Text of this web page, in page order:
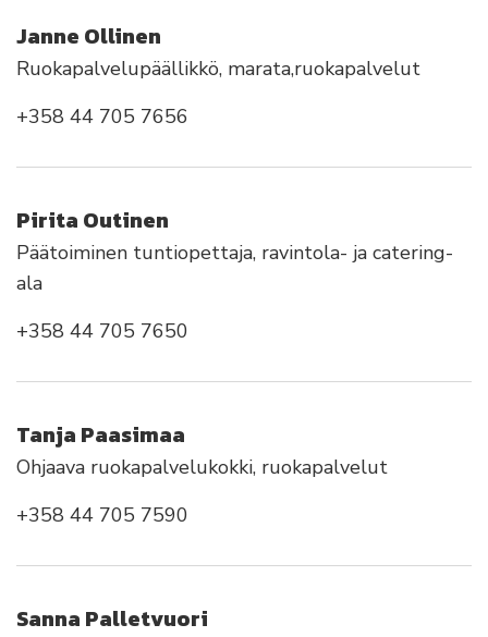
Janne Ollinen
Ruokapalvelupäällikkö, marata,ruokapalvelut
+358 44 705 7656
Pirita Outinen
Päätoiminen tuntiopettaja, ravintola- ja catering-
ala
+358 44 705 7650
Tanja Paasimaa
Ohjaava ruokapalvelukokki, ruokapalvelut
+358 44 705 7590
Sanna Palletvuori